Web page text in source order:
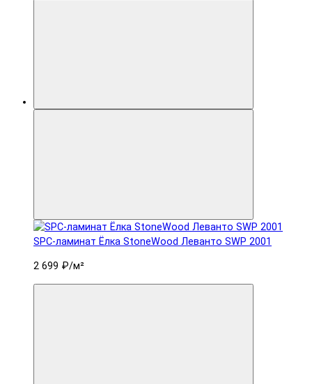
SPC-ламинат Ëлка StoneWood Леванто SWP 2001
2 699 ₽/м²